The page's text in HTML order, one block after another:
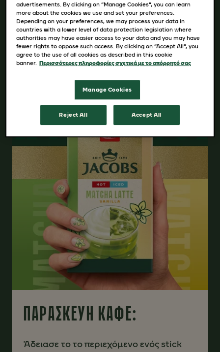
ΠΕΡΙΣΣΌΤΕΡΕΣ ΛΕΠΤΟΜΈΡΕΙΕΣ ΠΡΟΪΌΝΤΟΣ
ΠΑΡΑΣΚΕΥΗ ΚΑΦΕ:
Άδειασε το το περιεχόμενο ενός stick
advertisements. By clicking on “Manage Cookies”, you can learn
more about the cookies we use and set your preferences.
Depending on your preferences, we may process your data in
countries with a lower level of data protection legislation where
authorities may have easier access to your data and you may have
fewer rights to oppose such access. By clicking on “Accept All”, you
agree to the use of all cookies as described in this cookie
banner. Περισσότερες πληροφορίες σχετικά με το απόρρητό σας
Manage Cookies
Reject All Accept All